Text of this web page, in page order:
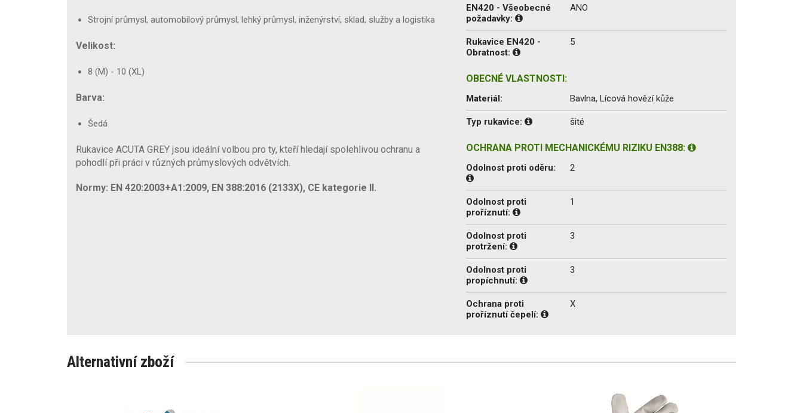
Strojní průmysl, automobilový průmysl, lehký průmysl, inženýrství, sklad, služby a logistika
Velikost:
8 (M) - 10 (XL)
Barva:
Šedá
Rukavice ACUTA GREY jsou ideální volbou pro ty, kteří hledají spolehlivou ochranu a
pohodlí při práci v různých průmyslových odvětvích.
Normy: EN 420:2003+A1:2009, EN 388:2016 (2133X), CE kategorie II.
EN420 - Všeobecné
požadavky:
ANO
Rukavice EN420 -
Obratnost:
5
OBECNÉ VLASTNOSTI:
Materiál: Bavlna, Lícová hovězí kůže
Typ rukavice: šité
OCHRANA PROTI MECHANICKÉMU RIZIKU EN388:
Odolnost proti oděru: 2
Odolnost proti
proříznutí:
1
Odolnost proti
protržení:
3
Odolnost proti
propíchnutí:
3
Ochrana proti
proříznutí čepelí:
X
Alternativní zboží